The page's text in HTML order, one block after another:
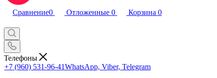
Сравнение0 Отложенные 0 Корзина 0
Телефоны
+7 (960) 531-96-41WhatsApp, Viber, Telegram